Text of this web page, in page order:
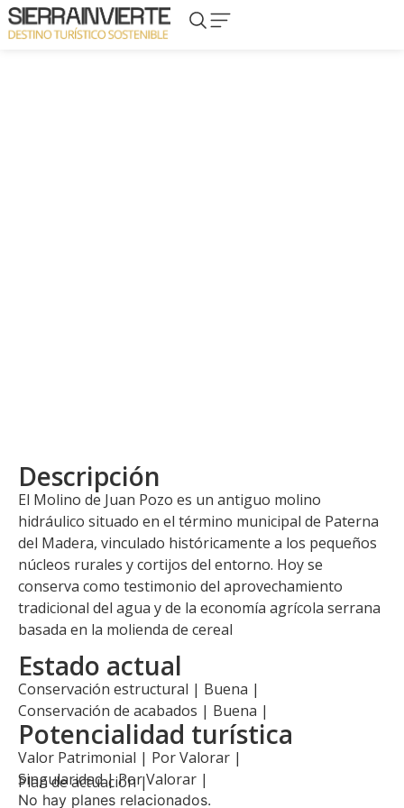
Descripción
El Molino de Juan Pozo es un antiguo molino
hidráulico situado en el término municipal de Paterna
del Madera, vinculado históricamente a los pequeños
núcleos rurales y cortijos del entorno. Hoy se
conserva como testimonio del aprovechamiento
tradicional del agua y de la economía agrícola serrana
basada en la molienda de cereal
Estado actual
Conservación estructural | Buena |
Conservación de acabados | Buena |
Potencialidad turística
Valor Patrimonial | Por Valorar |
Singularidad | Por Valorar |
Plan de actuación |
No hay planes relacionados.